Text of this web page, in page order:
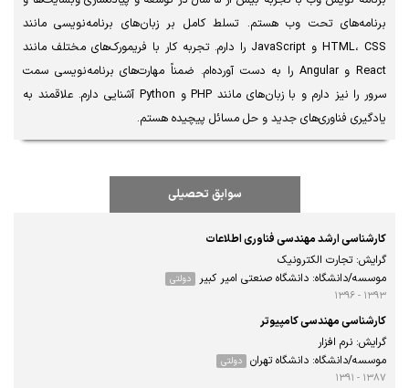
یادگیری فناوری‌های جدید و حل مسائل پیچیده هستم.
سوابق تحصیلی
کارشناسی ارشد مهندسی فناوری اطلاعات
گرایش: تجارت الکترونیک
موسسه/دانشگاه: دانشگاه صنعتی امیر کبیر
دولتی
۱۳۹۳ - ۱۳۹۶
کارشناسی مهندسی کامپیوتر
گرایش: نرم افزار
موسسه/دانشگاه: دانشگاه تهران دولتی
۱۳۸۷ - ۱۳۹۱